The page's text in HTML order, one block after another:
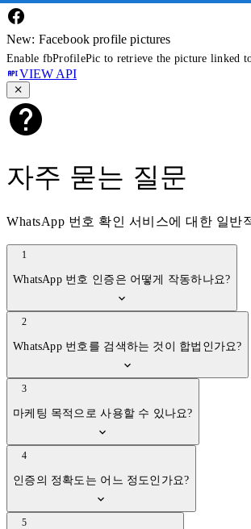
New: Facebook profile pictures
Enable fbProfilePic to retrieve the picture linked
VIEW API
자주 묻는 질문
WhatsApp 번호 확인 서비스에 대한 일반
1
WhatsApp 번호 인증은 어떻게 작동하나요?
2
WhatsApp 번호를 검색하는 것이 합법인가요?
3
마케팅 목적으로 사용할 수 있나요?
4
인증의 정확도는 어느 정도인가요?
5